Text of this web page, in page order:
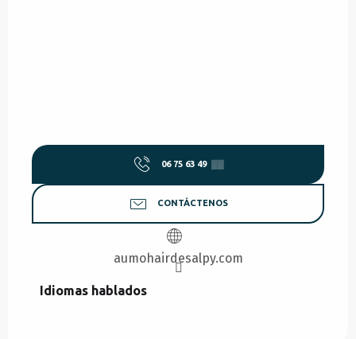
06 75 63 49 ▒▒
CONTÁCTENOS
aumohairdesalpy.com
Idiomas hablados
Idiomas hablados